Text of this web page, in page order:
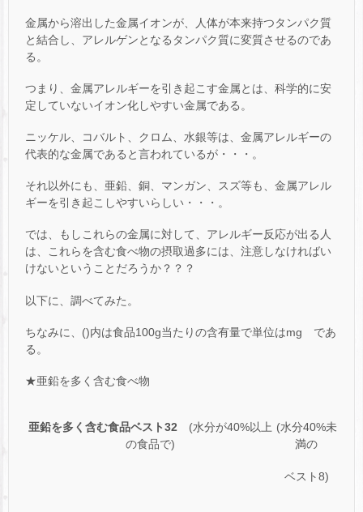
金属から溶出した金属イオンが、人体が本来持つタンパク質
と結合し、アレルゲンとなるタンパク質に変質させるのであ
る。
つまり、金属アレルギーを引き起こす金属とは、科学的に安
定していないイオン化しやすい金属である。
ニッケル、コバルト、クロム、水銀等は、金属アレルギーの
代表的な金属であると言われているが・・・。
それ以外にも、亜鉛、銅、マンガン、スズ等も、金属アレル
ギーを引き起こしやすいらしい・・・。
では、もしこれらの金属に対して、アレルギー反応が出る人
は、これらを含む食べ物の摂取過多には、注意しなければい
けないということだろうか？？？
以下に、調べてみた。
ちなみに、()内は食品100g当たりの含有量で単位はmg であ
る。
★亜鉛を多く含む食べ物
亜鉛を多く含む食品ベスト32(水分が40%以上
の食品で)
(水分40%未
満の
ベスト8)